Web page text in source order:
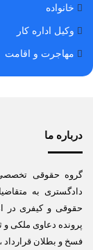
خانواده
وکیل اداره کار
مهاجرت و اقامت
درباره ما
گروه حقوقی تخصصی
دادگستری به
حقوقی و کیفری در
پرونده دعاوی ملکی
فسخ و بطلان